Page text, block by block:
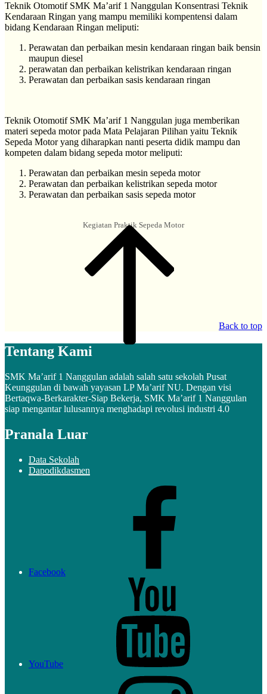
Teknik Otomotif SMK Ma’arif 1 Nanggulan Konsentrasi Teknik
Kendaraan Ringan yang mampu memiliki kompentensi dalam
bidang Kendaraan Ringan meliputi:
Perawatan dan perbaikan mesin kendaraan ringan baik bensin
maupun diesel
perawatan dan perbaikan kelistrikan kendaraan ringan
Perawatan dan perbaikan sasis kendaraan ringan
Teknik Otomotif SMK Ma’arif 1 Nanggulan juga memberikan
materi sepeda motor pada Mata Pelajaran Pilihan yaitu Teknik
Sepeda Motor yang diharapkan nanti peserta didik mampu dan
kompeten dalam bidang sepeda motor meliputi:
Perawatan dan perbaikan mesin sepeda motor
Perawatan dan perbaikan kelistrikan sepeda motor
Perawatan dan perbaikan sasis sepeda motor
Kegiatan Praktik Sepeda Motor
Back to top
Tentang Kami
SMK Ma’arif 1 Nanggulan adalah salah satu sekolah Pusat
Keunggulan di bawah yayasan LP Ma’arif NU. Dengan visi
Bertaqwa-Berkarakter-Siap Bekerja, SMK Ma’arif 1 Nanggulan
siap mengantar lulusannya menghadapi revolusi industri 4.0
Pranala Luar
Data Sekolah
Dapodikdasmen
Facebook
YouTube